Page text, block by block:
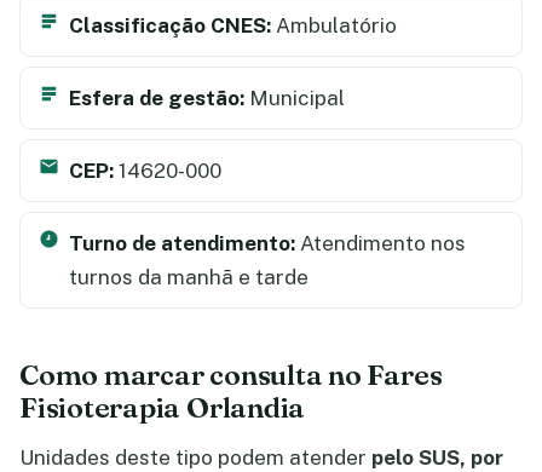
Classificação CNES: Ambulatório
Esfera de gestão: Municipal
CEP: 14620-000
Turno de atendimento: Atendimento nos
turnos da manhã e tarde
Como marcar consulta no Fares
Fisioterapia Orlandia
Unidades deste tipo podem atender pelo SUS, por